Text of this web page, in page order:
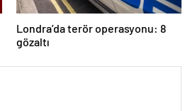
Londra’da terör operasyonu: 8
gözaltı